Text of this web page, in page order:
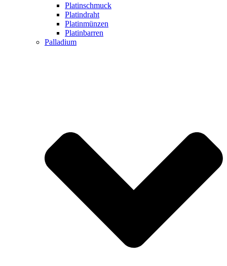
Platinschmuck
Platindraht
Platinmünzen
Platinbarren
Palladium